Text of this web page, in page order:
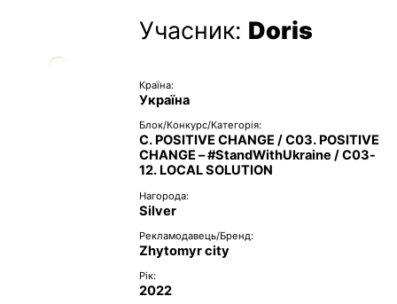
Учасник: Doris
Країна:
Україна
Блок/Конкурс/Категорія:
C. POSITIVE CHANGE / C03. POSITIVE
CHANGE – #StandWithUkraine / C03-
12. LOCAL SOLUTION
Нагорода:
Silver
Рекламодавець/Бренд:
Zhytomyr city
Рік:
2022